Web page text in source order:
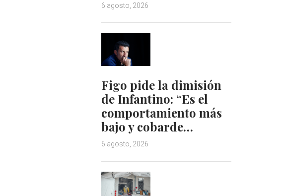
6 agosto, 2026
Figo pide la dimisión
de Infantino: “Es el
comportamiento más
bajo y cobarde…
6 agosto, 2026